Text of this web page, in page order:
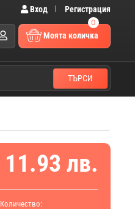
Вход Регистрация
0
Моята количка
ТЪРСИ
11.93 лв.
Количество: